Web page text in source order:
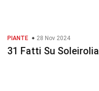
PIANTE 28 Nov 2024
31 Fatti Su Soleirolia